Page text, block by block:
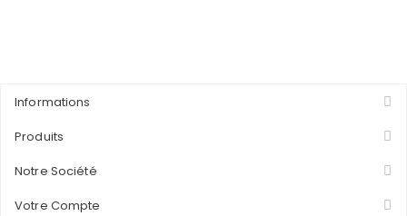
Informations
Produits
Notre Société
Votre Compte